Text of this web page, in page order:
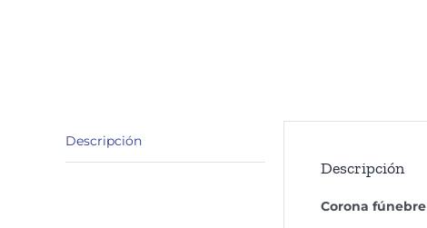
Descripción
Descripción
Corona fúnebre